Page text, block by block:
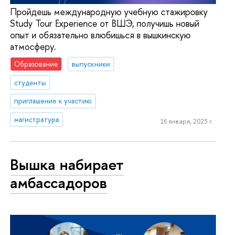
Пройдешь международную учебную стажировку
Study Tour Experience от ВШЭ, получишь новый
опыт и обязательно влюбишься в вышкинскую
атмосферу.
Образование
выпускники
студенты
приглашение к участию
магистратура
16 января, 2023 г.
Вышка набирает
амбассадоров